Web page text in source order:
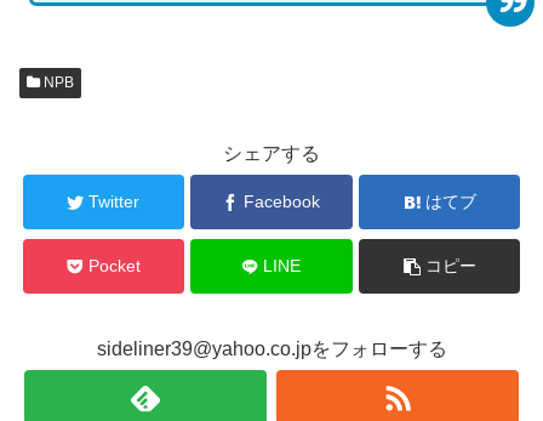
NPB
シェアする
Twitter Facebook はてブ
Pocket LINE コピー
sideliner39@yahoo.co.jpをフォローする